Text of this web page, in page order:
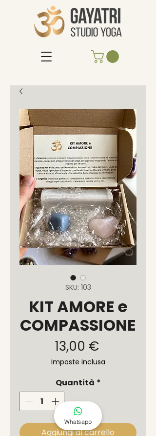
SKU: 103
KIT AMORE e
COMPASSIONE
13,00 €Prezzo
Imposte inclusa
Quantità *
Aggiungi al carrello
Whatsapp